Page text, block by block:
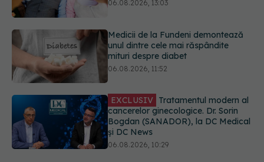
06.08.2026, 11:52
EXCLUSIV Tratamentul modern al
cancerelor ginecologice. Dr. Sorin
Bogdan (SANADOR), la DC Medical
și DC News
Pepenele roșu sau cel galben: care
crește glicemia mai repede.
Răspunsul unui medic diabetolog
06.08.2026, 09:36